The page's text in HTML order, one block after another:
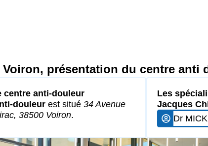
Voiron, présentation du centre anti
centre anti-douleur
douleur est situé 34 Avenue
38500 Voiron.
Les
Jacques
Dr